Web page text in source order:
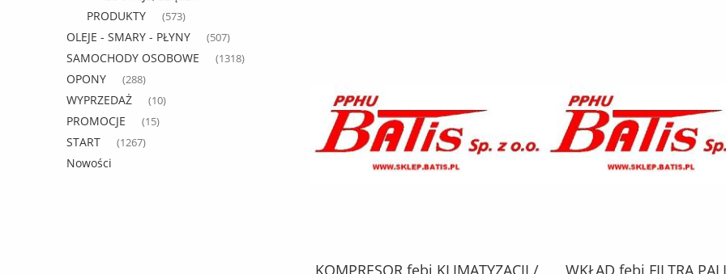
PRODUKTY
(573)
OLEJE - SMARY - PŁYNY (507)
SAMOCHODY OSOBOWE (1318)
OPONY (288)
WYPRZEDAŻ (10)
PROMOCJE (15)
START (1267)
Nowości
KOMPRESOR febi KLIMATYZACJI /
WKŁAD febi FILTRA